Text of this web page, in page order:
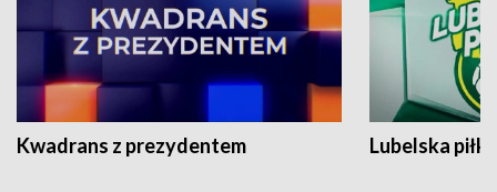
Kwadrans z prezydentem Lubelska piłka